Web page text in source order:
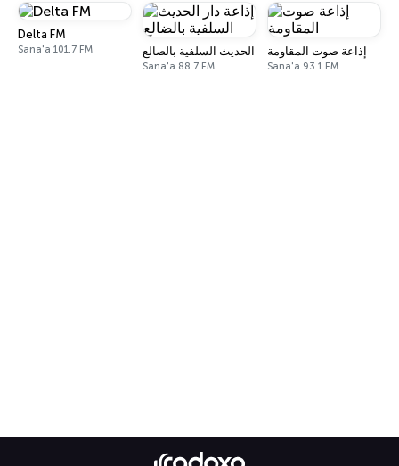
Delta FM
Sana'a 101.7 FM إذاعة دار الحديث السلفية بالضالع
Sana'a 88.7 FM
إذاعة صوت المقاومة
Sana'a 93.1 FM